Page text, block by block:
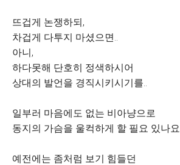
뜨겁게 논쟁하되,
차겁게 다투지 마셨으면..
아니,
하다못해 단호히 정색하시어
상대의 발언을 경직시키시기를..
일부러 마음에도 없는 비아냥으로
동지의 가슴을 울컥하게 할 필요 있나요
예전에는 좀처럼 보기 힘들던